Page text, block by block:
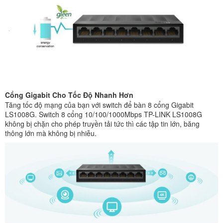
Cổng Gigabit Cho Tốc Độ Nhanh Hơn
Tăng tốc độ mạng của bạn với switch để bàn 8 cổng Gigabit
LS1008G. Switch 8 cổng 10/100/1000Mbps TP-LINK LS1008G
không bị chặn cho phép truyền tải tức thì các tập tin lớn, băng
thông lớn mà không bị nhiễu.